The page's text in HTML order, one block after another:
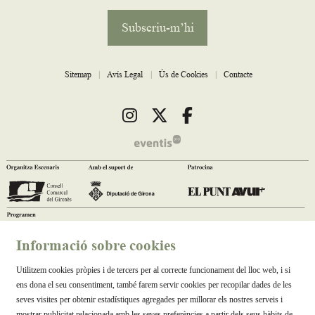
Subscriu-m’hi
Sitemap | Avís Legal | Ús de Cookies | Contacte
Link a instagram
Link a twitter
Link a facebook
Informació sobre cookies
Utilitzem cookies pròpies i de tercers per al correcte funcionament del lloc web, i si
ens dona el seu consentiment, també farem servir cookies per recopilar dades de les
seves visites per obtenir estadístiques agregades per millorar els nostres serveis i